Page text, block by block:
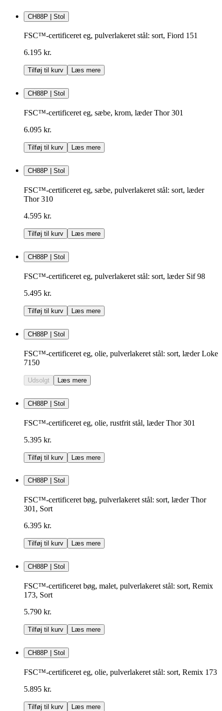
CH88P | Stol
FSC™-certificeret eg, pulverlakeret stål: sort, Fiord 151
6.195 kr.
Tilføj til kurv Læs mere
CH88P | Stol
FSC™-certificeret eg, sæbe, krom, læder Thor 301
6.095 kr.
Tilføj til kurv Læs mere
CH88P | Stol
FSC™-certificeret eg, sæbe, pulverlakeret stål: sort, læder
Thor 310
4.595 kr.
Tilføj til kurv Læs mere
CH88P | Stol
FSC™-certificeret eg, pulverlakeret stål: sort, læder Sif 98
5.495 kr.
Tilføj til kurv Læs mere
CH88P | Stol
FSC™-certificeret eg, olie, pulverlakeret stål: sort, læder Loke
7150
Udsolgt Læs mere
CH88P | Stol
FSC™-certificeret eg, olie, rustfrit stål, læder Thor 301
5.395 kr.
Tilføj til kurv Læs mere
CH88P | Stol
FSC™-certificeret bøg, pulverlakeret stål: sort, læder Thor
301, Sort
6.395 kr.
Tilføj til kurv Læs mere
CH88P | Stol
FSC™-certificeret bøg, malet, pulverlakeret stål: sort, Remix
173, Sort
5.790 kr.
Tilføj til kurv Læs mere
CH88P | Stol
FSC™-certificeret eg, olie, pulverlakeret stål: sort, Remix 173
5.895 kr.
Tilføj til kurv Læs mere